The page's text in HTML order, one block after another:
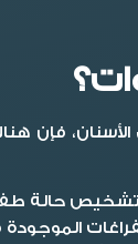
فإن
تشخيص حالة